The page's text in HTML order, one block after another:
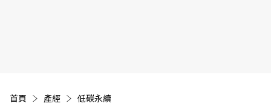
首頁 產經 低碳永續